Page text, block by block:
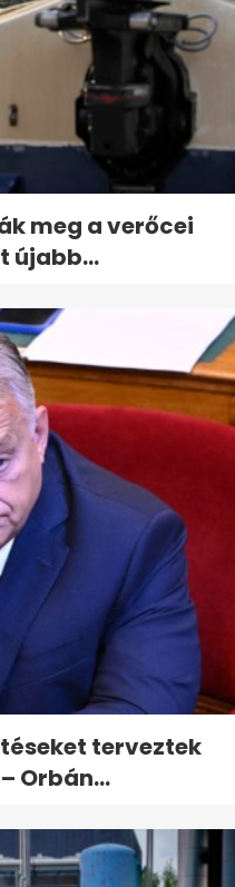
meg a verőcei
újabb...
terveztek
Orbán...